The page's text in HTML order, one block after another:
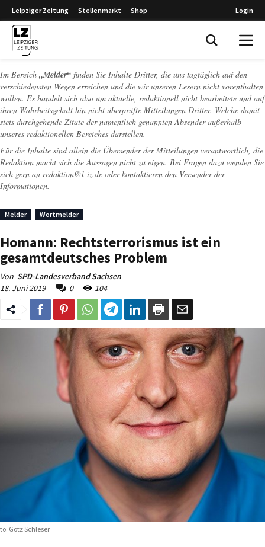
Leipziger Zeitung Stellenmarkt Shop Login
Im Bereich „Melder“ finden Sie Inhalte Dritter, die uns tagtäglich auf den
verschiedensten Wegen erreichen und die wir unseren Lesern nicht vorenthalten
wollen. Es handelt sich also um aktuelle, redaktionell nicht bearbeitete und auf
ihren Wahrheitsgehalt hin nicht überprüfte Mitteilungen Dritter. Welche damit
stets durchgehende Zitate der namentlich genannten Absender außerhalb
unseres redaktionellen Bereiches darstellen.
Für die Inhalte sind allein die Übersender der Mitteilungen verantwortlich, die
Redaktion macht sich die Aussagen nicht zu eigen. Bei Fragen dazu wenden Sie
sich gern an redaktion@l-iz.de oder kontaktieren den Versender der
Informationen.
Melder Wortmelder
Homann: Rechtsterrorismus ist ein
gesamtdeutsches Problem
Von SPD-Landesverband Sachsen
18. Juni 2019
0 104
Götz Schleser